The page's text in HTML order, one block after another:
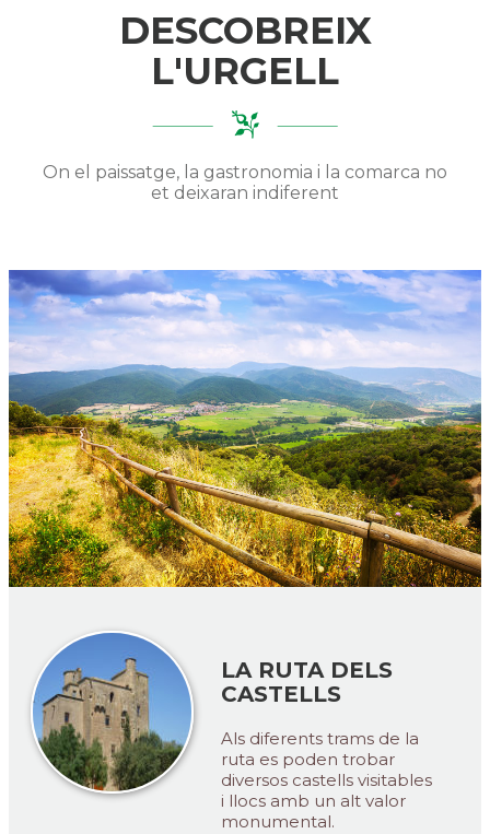
DESCOBREIX
L'URGELL
On el paissatge, la gastronomia i la comarca no
et deixaran indiferent
LA RUTA DELS
CASTELLS
Als diferents trams de la
ruta es poden trobar
diversos castells visitables
i llocs amb un alt valor
monumental.